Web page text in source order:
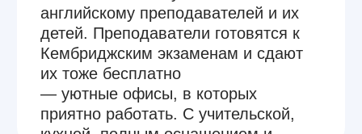
— учить детей и / или взрослых
английскому языку. В группах
и индивидуально
— готовить учеников к участию
в школьных и республиканских
конкурсах по английскому языку